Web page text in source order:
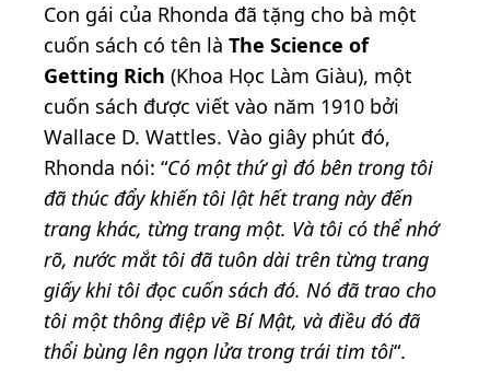
Con gái của Rhonda đã tặng cho bà một
cuốn sách có tên là The Science of
Getting Rich (Khoa Học Làm Giàu), một
cuốn sách được viết vào năm 1910 bởi
Wallace D. Wattles. Vào giây phút đó,
Rhonda nói: “Có một thứ gì đó bên trong tôi
đã thúc đẩy khiến tôi lật hết trang này đến
trang khác, từng trang một. Và tôi có thể nhớ
rõ, nước mắt tôi đã tuôn dài trên từng trang
giấy khi tôi đọc cuốn sách đó. Nó đã trao cho
tôi một thông điệp về Bí Mật, và điều đó đã
thổi bùng lên ngọn lửa trong trái tim tôi“.